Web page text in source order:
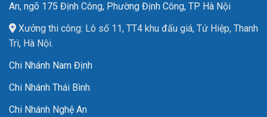
An, ngõ 175 Định Công, Phường Định Công, TP Hà Nội
Xưởng thi công: Lô số 11, TT4 khu đấu giá, Tứ Hiệp, Thanh
Trì, Hà Nội.
Chi Nhánh Nam Định
Chi Nhánh Thái Bình
Chi Nhánh Nghệ An